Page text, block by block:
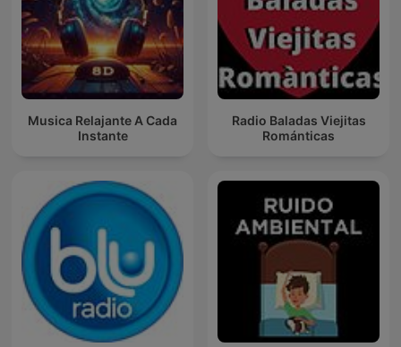
Musica Relajante A Cada
Instante
Radio Baladas Viejitas
Románticas